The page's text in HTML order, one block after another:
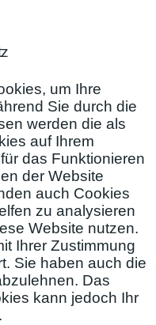
um Ihre
Sie durch die
werden die als
auf Ihrem
das Funktionieren
der Website
auch Cookies
zu analysieren
Website nutzen.
Ihrer Zustimmung
Sie haben auch die
Das
kann jedoch Ihr